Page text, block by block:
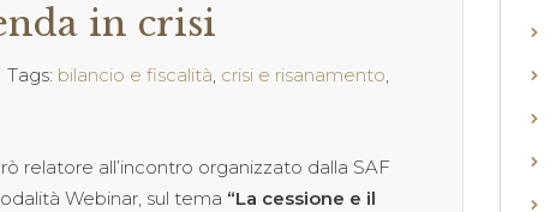
in crisi
Tags: bilancio e fiscalità, crisi e risanamento,
relatore all’incontro organizzato dalla SAF
Webinar, sul tema “La cessione e il